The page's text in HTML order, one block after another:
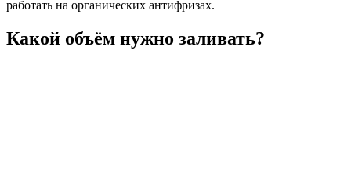
работать на органических антифризах.
Какой объём нужно заливать?